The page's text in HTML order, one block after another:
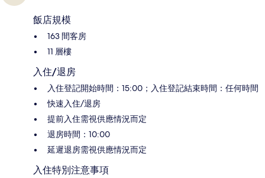
飯店規模
163 間客房
11 層樓
入住/退房
入住登記開始時間：15:00；入住登記結束時間：任何時間
快速入住/退房
提前入住需視供應情況而定
退房時間：10:00
延遲退房需視供應情況而定
入住特別注意事項